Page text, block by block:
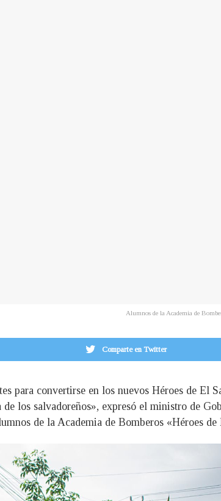
Alumnos de la Academia de
Comparte en Twitter
para convertirse en los nuevos Héroes de El
los salvadoreños», expresó el ministro de
de la Academia de Bomberos «Héroes de